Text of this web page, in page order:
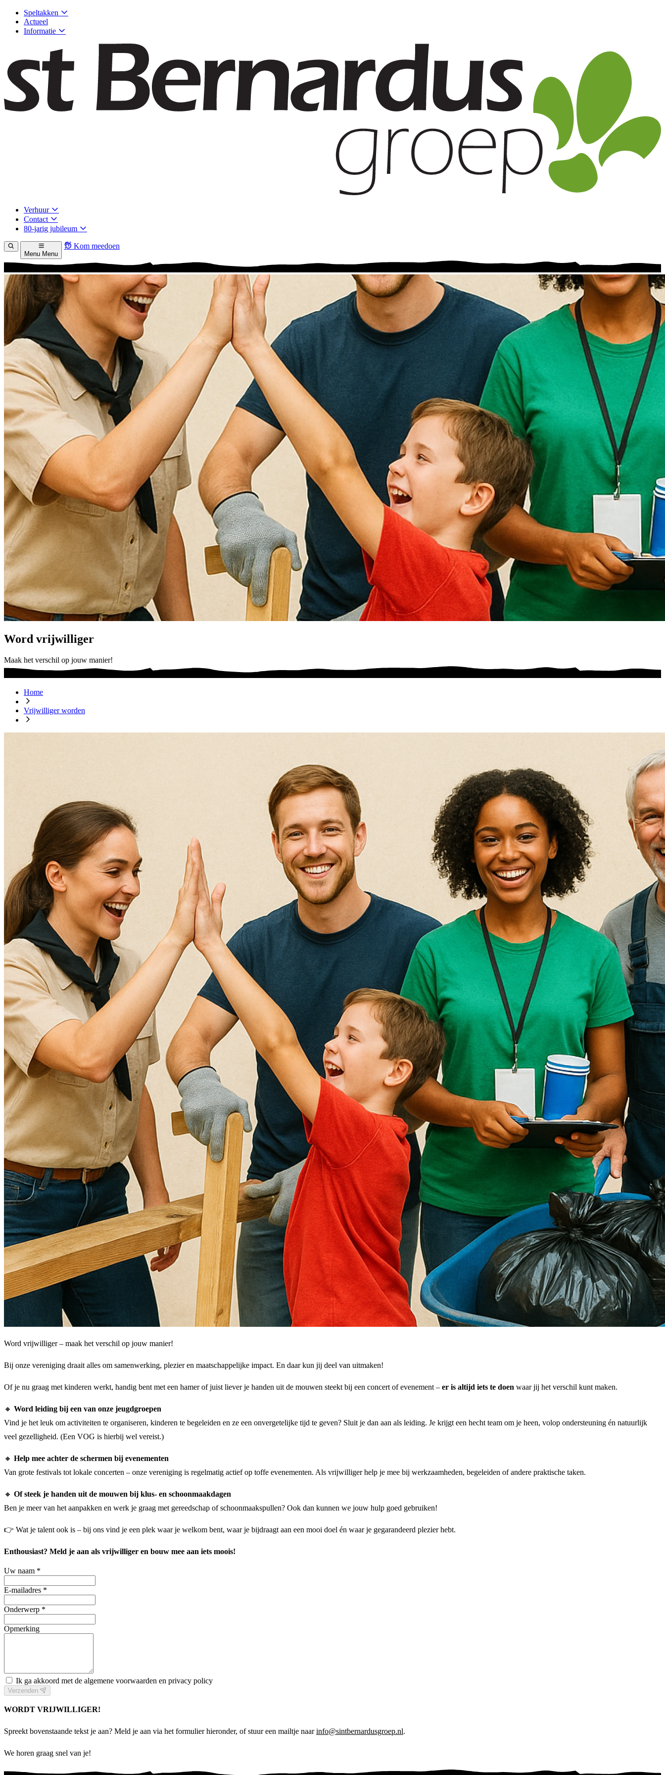
Speltakken
Actueel
Informatie
Verhuur
Contact
80-jarig jubileum
Menu Menu
Kom meedoen
Word vrijwilliger
Maak het verschil op jouw manier!
Home
Vrijwilliger worden
Word vrijwilliger – maak het verschil op jouw manier!
Bij onze vereniging draait alles om samenwerking, plezier en maatschappelijke impact. En daar kun jij deel van uitmaken!
Of je nu graag met kinderen werkt, handig bent met een hamer of juist liever je handen uit de mouwen steekt bij een concert of evenement – er is altijd iets te doen waar jij het verschil kunt maken.
🔸 Word leiding bij een van onze jeugdgroepen
Vind je het leuk om activiteiten te organiseren, kinderen te begeleiden en ze een onvergetelijke tijd te geven? Sluit je dan aan als leiding. Je krijgt een hecht team om je heen, volop ondersteuning én natuurlijk
veel gezelligheid. (Een VOG is hierbij wel vereist.)
🔸 Help mee achter de schermen bij evenementen
Van grote festivals tot lokale concerten – onze vereniging is regelmatig actief op toffe evenementen. Als vrijwilliger help je mee bij werkzaamheden, begeleiden of andere praktische taken.
🔸 Of steek je handen uit de mouwen bij klus- en schoonmaakdagen
Ben je meer van het aanpakken en werk je graag met gereedschap of schoonmaakspullen? Ook dan kunnen we jouw hulp goed gebruiken!
👉 Wat je talent ook is – bij ons vind je een plek waar je welkom bent, waar je bijdraagt aan een mooi doel én waar je gegarandeerd plezier hebt.
Enthousiast? Meld je aan als vrijwilliger en bouw mee aan iets moois!
Uw naam *
E-mailadres *
Onderwerp *
Opmerking
Ik ga akkoord met de algemene voorwaarden en privacy policy
Verzenden
WORDT VRIJWILLIGER!
Spreekt bovenstaande tekst je aan? Meld je aan via het formulier hieronder, of stuur een mailtje naarinfo@sintbernardusgroep.nl.
We horen graag snel van je!